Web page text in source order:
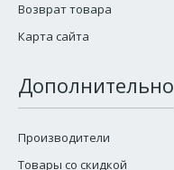
Возврат товара
Карта сайта
Дополнительно
Производители
Товары со скидкой